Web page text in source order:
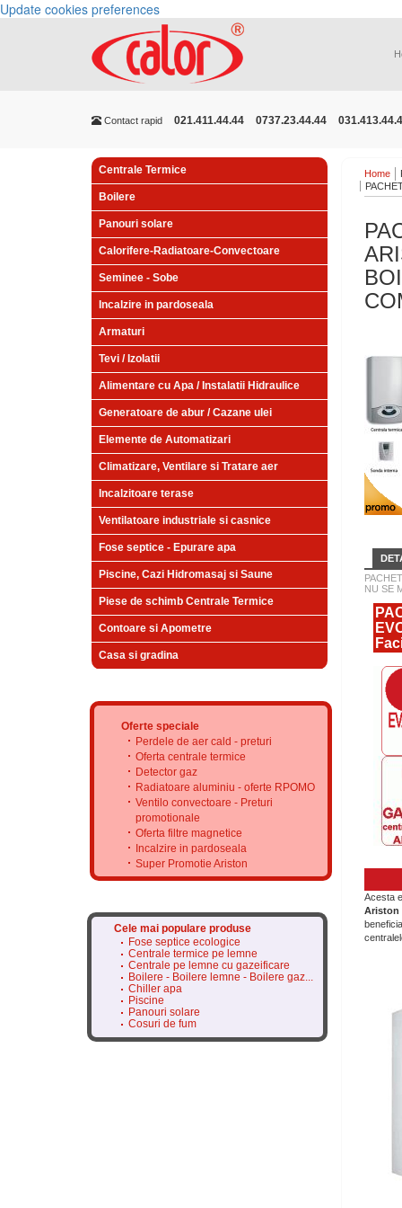
Update cookies preferences
Contact rapid 021.411.44.44 0737.23.44.44
Centrale Termice
Boilere
Panouri solare
Calorifere-Radiatoare-Convectoare
Seminee - Sobe
Incalzire in pardoseala
Armaturi
Tevi / Izolatii
Alimentare cu Apa / Instalatii Hidraulice
Generatoare de abur / Cazane ulei
Elemente de Automatizari
Climatizare, Ventilare si Tratare aer
Incalzitoare terase
Ventilatoare industriale si casnice
Fose septice - Epurare apa
Piscine, Cazi Hidromasaj si Saune
Piese de schimb Centrale Termice
Contoare si Apometre
Casa si gradina
Oferte speciale
Perdele de aer cald - preturi
Oferta centrale termice
Detector gaz
Radiatoare aluminiu - oferte RPOMO
Ventilo convectoare - Preturi
promotionale
Oferta filtre magnetice
Incalzire in pardoseala
Super Promotie Ariston
Cele mai populare produse
Fose septice ecologice
Centrale termice pe lemne
Centrale pe lemne cu gazeificare
Boilere - Boilere lemne - Boilere gaz...
Chiller apa
Piscine
Panouri solare
Cosuri de fum
Home
NU SE
Acesta
Ariston